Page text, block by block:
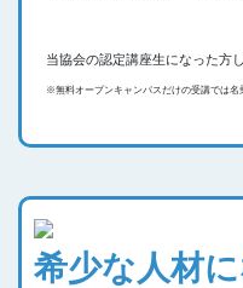
当協会の認定講座生になった方
※無料オープンキャンパスだけの受講では名
希少な人材